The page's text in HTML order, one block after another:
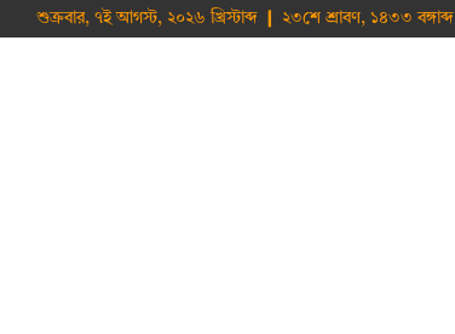
শুক্রবার, ৭ই আগস্ট, ২০২৬ খ্রিস্টাব্দ ❙ ২৩শে শ্রাবণ, ১৪৩৩ বঙ্গাব্দ